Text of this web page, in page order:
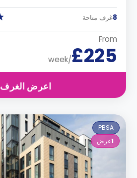
8غرف متاحة
From
£225
/week
اعرض الغرف
PBSA
1عرض